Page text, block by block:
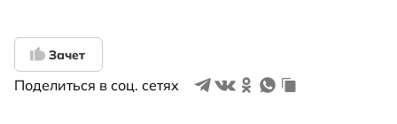
Зачет
Поделиться в соц. сетях